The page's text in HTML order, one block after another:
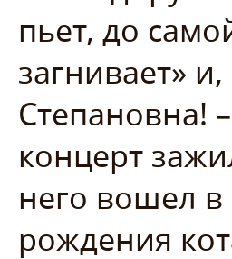
пьет, до
загнивает»
Степановна!
концерт
него вошел
рождения